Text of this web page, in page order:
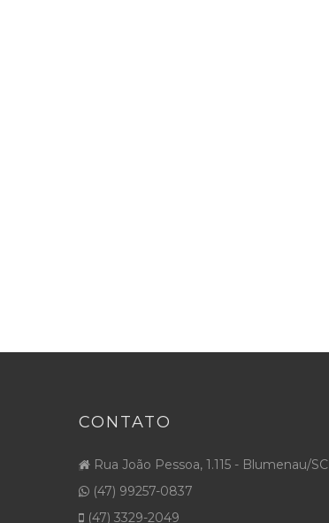
CONTATO
Rua João Pessoa, 1.115 - Blumenau/SC
(47) 99257-0837
(47) 3329-2049